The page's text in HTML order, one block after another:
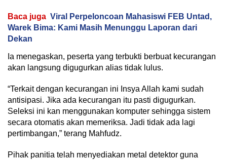
Baca juga Viral Perpeloncoan Mahasiswi FEB Untad,
Warek Bima: Kami Masih Menunggu Laporan dari
Dekan
Ia menegaskan, peserta yang terbukti berbuat kecurangan
akan langsung digugurkan alias tidak lulus.
“Terkait dengan kecurangan ini Insya Allah kami sudah
antisipasi. Jika ada kecurangan itu pasti digugurkan.
Seleksi ini kan menggunakan komputer sehingga sistem
secara otomatis akan memeriksa. Jadi tidak ada lagi
pertimbangan,” terang Mahfudz.
Pihak panitia telah menyediakan metal detektor guna